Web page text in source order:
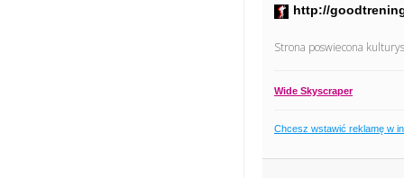
http://
Strona poswiecona
Wide Skyscraper
Chcesz wstawić reklamę w